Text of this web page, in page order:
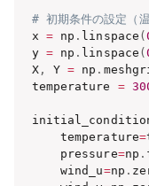
# 初期条件の設定（
x = np . linspace (
y = np . linspace (
X, Y = np .
temperature =
    temperature
=
    pressure
=np .
    wind_u
=np .